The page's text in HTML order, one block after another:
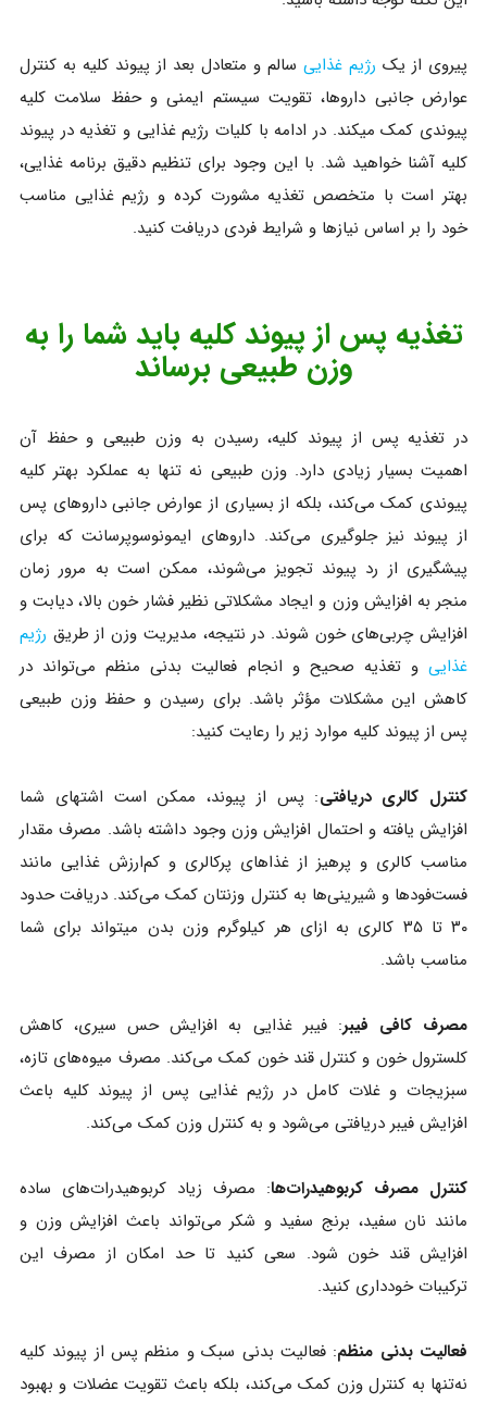
پیروی از یک رژیم غذاییسالم و متعادل بعد از پیوند کلیه به کنترل
عوارض جانبی داروها، تقویت سیستم ایمنی و حفظ سلامت کلیه
پیوندی کمک میکند. در ادامه با کلیات رژیم غذایی و تغذیه در پیوند
کلیه آشنا خواهید شد. با این وجود برای تنظیم دقیق برنامه غذایی،
بهتر است با متخصص تغذیه مشورت کرده و رژیم غذایی مناسب
خود را بر اساس نیازها و شرایط فردی دریافت کنید.
تغذیه پس از پیوند کلیه باید شما را به
وزن طبیعی برساند
در تغذیه پس از پیوند کلیه، رسیدن به وزن طبیعی و حفظ آن
اهمیت بسیار زیادی دارد. وزن طبیعی نه تنها به عملکرد بهتر کلیه
پیوندی کمک می‌کند، بلکه از بسیاری از عوارض جانبی داروهای پس
از پیوند نیز جلوگیری می‌کند. داروهای ایمونوسوپرسانت که برای
پیشگیری از رد پیوند تجویز می‌شوند، ممکن است به مرور زمان
منجر به افزایش وزن و ایجاد مشکلاتی نظیر فشار خون بالا، دیابت و
افزایش چربی‌های خون شوند. در نتیجه، مدیریت وزن از طریق رژیم
غذاییو تغذیه صحیح و انجام فعالیت بدنی منظم می‌تواند در
کاهش این مشکلات مؤثر باشد. برای رسیدن و حفظ وزن طبیعی
پس از پیوند کلیه موارد زیر را رعایت کنید:
کنترل کالری دریافتی: پس از پیوند، ممکن است اشتهای شما
افزایش یافته و احتمال افزایش وزن وجود داشته باشد. مصرف مقدار
مناسب کالری و پرهیز از غذاهای پرکالری و کم‌ارزش غذایی مانند
فست‌فودها و شیرینی‌ها به کنترل وزنتان کمک می‌کند. دریافت حدود
۳۰ تا ۳۵ کالری به ازای هر کیلوگرم وزن بدن میتواند برای شما
مناسب باشد.
مصرف کافی فیبر: فیبر غذایی به افزایش حس سیری، کاهش
کلسترول خون و کنترل قند خون کمک می‌کند. مصرف میوه‌های تازه،
سبزیجات و غلات کامل در رژیم غذایی پس از پیوند کلیه باعث
افزایش فیبر دریافتی می‌شود و به کنترل وزن کمک می‌کند.
کنترل مصرف کربوهیدرات‌ها: مصرف زیاد کربوهیدرات‌های ساده
مانند نان سفید، برنج سفید و شکر می‌تواند باعث افزایش وزن و
افزایش قند خون شود. سعی کنید تا حد امکان از مصرف این
ترکیبات خودداری کنید.
فعالیت بدنی منظم: فعالیت بدنی سبک و منظم پس از پیوند کلیه
نه‌تنها به کنترل وزن کمک می‌کند، بلکه باعث تقویت عضلات و بهبود